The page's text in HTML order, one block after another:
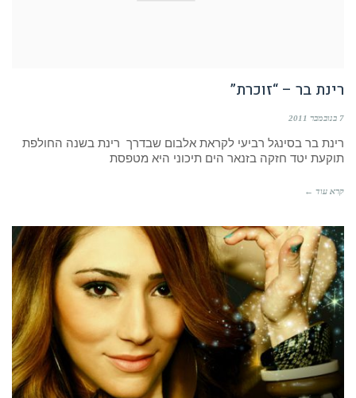
רינת בר – “זוכרת”
7 בנובמבר 2011
רינת בר בסינגל רביעי לקראת אלבום שבדרך רינת בשנה החולפת
תוקעת יטד חזקה בזנאר הים תיכוני היא מטפסת
קרא עוד ←